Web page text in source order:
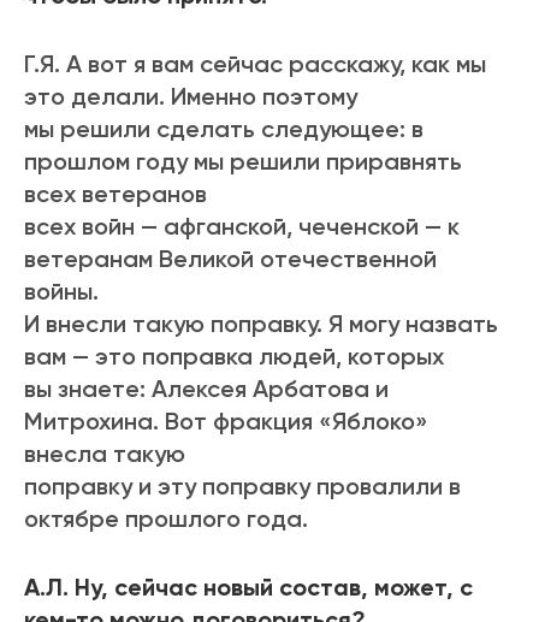
Г.Я. А вот я вам сейчас расскажу, как мы
это делали. Именно поэтому
мы решили сделать следующее: в
прошлом году мы решили приравнять
всех ветеранов
всех войн — афганской, чеченской — к
ветеранам Великой отечественной
войны.
И внесли такую поправку. Я могу назвать
вам — это поправка людей, которых
вы знаете: Алексея Арбатова и
Митрохина. Вот фракция «Яблоко»
внесла такую
поправку и эту поправку провалили в
октябре прошлого года.
А.Л. Ну, сейчас новый состав, может, с